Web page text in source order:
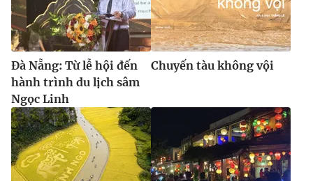
Đà Nẵng: Từ lễ hội đến
hành trình du lịch sâm
Ngọc Linh
Chuyến tàu không vội